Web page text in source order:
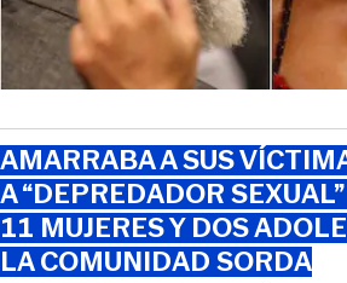
AMARRABA A SUS
A “DEPREDADOR
11 MUJERES Y DOS
LA COMUNIDAD SORDA